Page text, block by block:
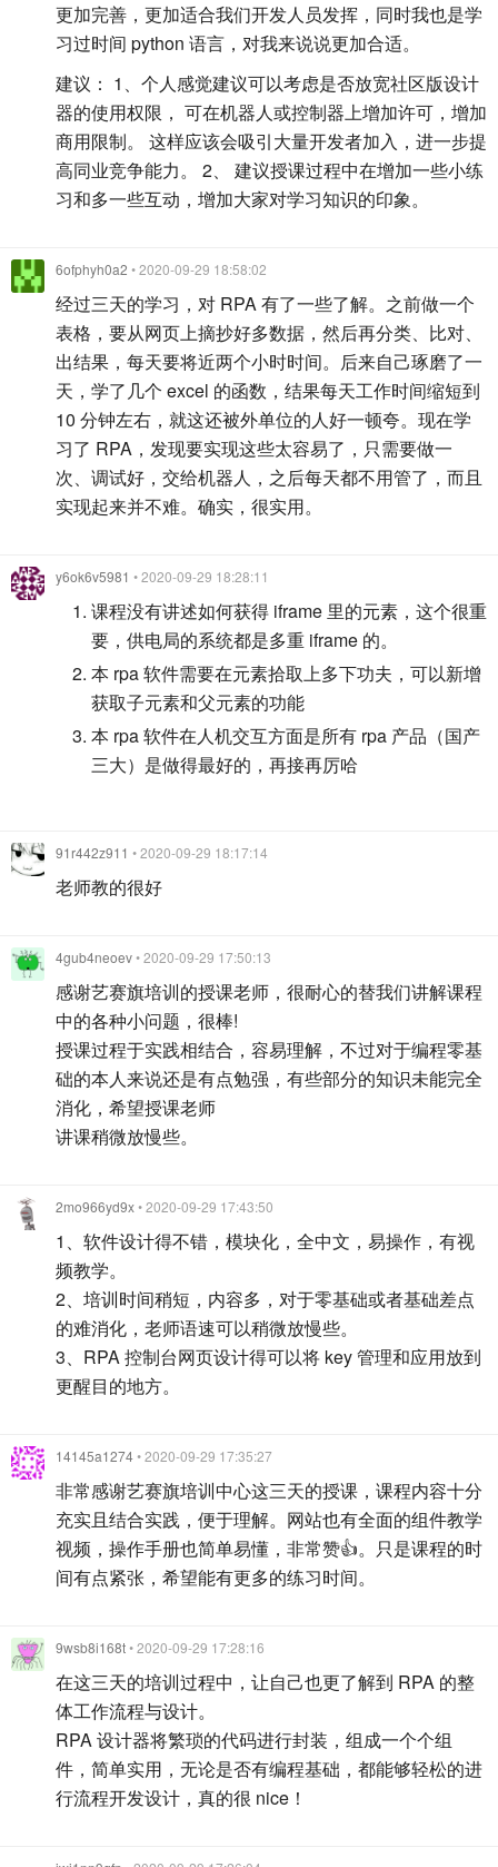
更加完善，更加适合我们开发人员发挥，同时我也是学
习过时间 python 语言，对我来说说更加合适。
建议： 1、个人感觉建议可以考虑是否放宽社区版设计
器的使用权限， 可在机器人或控制器上增加许可，增加
商用限制。 这样应该会吸引大量开发者加入，进一步提
高同业竞争能力。 2、 建议授课过程中在增加一些小练
习和多一些互动，增加大家对学习知识的印象。
6ofphyh0a2 • 2020-09-29 18:58:02
经过三天的学习，对 RPA 有了一些了解。之前做一个
表格，要从网页上摘抄好多数据，然后再分类、比对、
出结果，每天要将近两个小时时间。后来自己琢磨了一
天，学了几个 excel 的函数，结果每天工作时间缩短到
10 分钟左右，就这还被外单位的人好一顿夸。现在学
习了 RPA，发现要实现这些太容易了，只需要做一
次、调试好，交给机器人，之后每天都不用管了，而且
实现起来并不难。确实，很实用。
y6ok6v5981 • 2020-09-29 18:28:11
课程没有讲述如何获得 iframe 里的元素，这个很重
要，供电局的系统都是多重 iframe 的。
本 rpa 软件需要在元素拾取上多下功夫，可以新增
获取子元素和父元素的功能
本 rpa 软件在人机交互方面是所有 rpa 产品（国产
三大）是做得最好的，再接再厉哈
91r442z911 • 2020-09-29 18:17:14
老师教的很好
4gub4neoev• 2020-09-29 17:50:13
感谢艺赛旗培训的授课老师，很耐心的替我们讲解课程
中的各种小问题，很棒!
授课过程于实践相结合，容易理解，不过对于编程零基
础的本人来说还是有点勉强，有些部分的知识未能完全
消化，希望授课老师
讲课稍微放慢些。
2mo966yd9x• 2020-09-29 17:43:50
1、软件设计得不错，模块化，全中文，易操作，有视
频教学。
2、培训时间稍短，内容多，对于零基础或者基础差点
的难消化，老师语速可以稍微放慢些。
3、RPA 控制台网页设计得可以将 key 管理和应用放到
更醒目的地方。
14145a1274• 2020-09-29 17:35:27
非常感谢艺赛旗培训中心这三天的授课，课程内容十分
充实且结合实践，便于理解。网站也有全面的组件教学
视频，操作手册也简单易懂，非常赞👍。只是课程的时
间有点紧张，希望能有更多的练习时间。
9wsb8i168t• 2020-09-29 17:28:16
在这三天的培训过程中，让自己也更了解到 RPA 的整
体工作流程与设计。
RPA 设计器将繁琐的代码进行封装，组成一个个组
件，简单实用，无论是否有编程基础，都能够轻松的进
行流程开发设计，真的很 nice！